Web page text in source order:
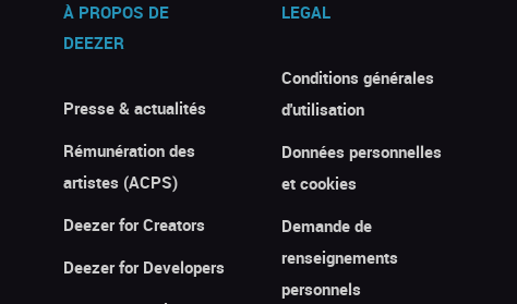
À PROPOS DE
DEEZER
Presse & actualités
Rémunération des
artistes (ACPS)
Deezer for Creators
Deezer for Developers
LEGAL
Conditions générales
d'utilisation
Données personnelles
et cookies
Demande de
renseignements
personnels